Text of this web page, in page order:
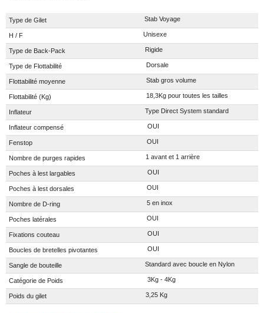
Type de Gilet Stab Voyage
H / F Unisexe
Type de Back-Pack Rigide
Type de Flottabilité Dorsale
Flottabilité moyenne Stab gros volume
Flottabilité (Kg) 18,3Kg pour toutes les tailles
Inflateur Type Direct System standard
Inflateur compensé OUI
Fenstop OUI
Nombre de purges rapides 1 avant et 1 arrière
Poches à lest largables OUI
Poches à lest dorsales OUI
Nombre de D-ring 5 en inox
Poches latérales OUI
Fixations couteau OUI
Boucles de bretelles pivotantes OUI
Sangle de bouteille Standard avec boucle en Nylon
Catégorie de Poids 3Kg - 4Kg
Poids du gilet 3,25 Kg